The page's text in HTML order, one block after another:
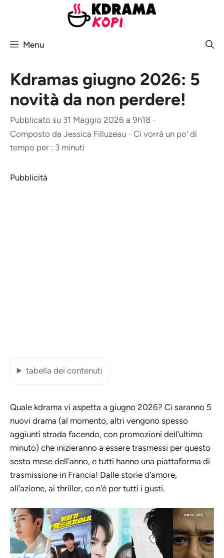
Menu
Kdramas giugno 2026: 5
novità da non perdere!
Pubblicato su 31 Maggio 2026 a 9h18 -
Composto da Jessica Filluzeau - Ci vorrà un po' di
tempo per : 3 minuti
Pubblicità
tabella dei contenuti
Quale kdrama vi aspetta a giugno 2026? Ci saranno 5
nuovi drama (al momento, altri vengono spesso
aggiunti strada facendo, con promozioni dell'ultimo
minuto) che inizieranno a essere trasmessi per questo
sesto mese dell'anno, e tutti hanno una piattaforma di
trasmissione in Francia! Dalle storie d'amore,
all'azione, ai thriller, ce n'è per tutti i gusti.